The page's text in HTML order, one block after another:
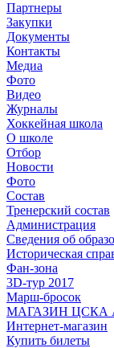
Партнеры
Закупки
Документы
Контакты
Медиа
Фото
Видео
Журналы
Хоккейная школа
О школе
Отбор
Новости
Фото
Состав
Тренерский состав
Администрация
Сведения об
Историческая
Фан-зона
3D-тур 2017
Марш-бросок
МАГАЗИН ЦСКА
Интернет-магазин
Купить билеты